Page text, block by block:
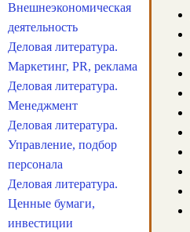
Внешнеэкономическая
деятельность
Деловая литература.
Маркетинг, PR, реклама
Деловая литература.
Менеджмент
Деловая литература.
Управление, подбор
персонала
Деловая литература.
Ценные бумаги,
инвестиции